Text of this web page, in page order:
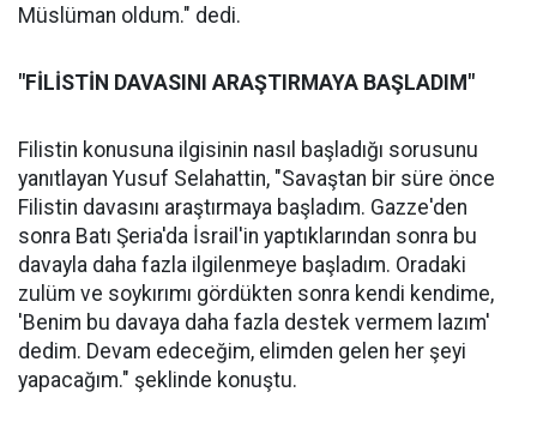
Müslüman oldum." dedi.
"FİLİSTİN DAVASINI ARAŞTIRMAYA BAŞLADIM"
Filistin konusuna ilgisinin nasıl başladığı sorusunu
yanıtlayan Yusuf Selahattin, "Savaştan bir süre önce
Filistin davasını araştırmaya başladım. Gazze'den
sonra Batı Şeria'da İsrail'in yaptıklarından sonra bu
davayla daha fazla ilgilenmeye başladım. Oradaki
zulüm ve soykırımı gördükten sonra kendi kendime,
'Benim bu davaya daha fazla destek vermem lazım'
dedim. Devam edeceğim, elimden gelen her şeyi
yapacağım." şeklinde konuştu.